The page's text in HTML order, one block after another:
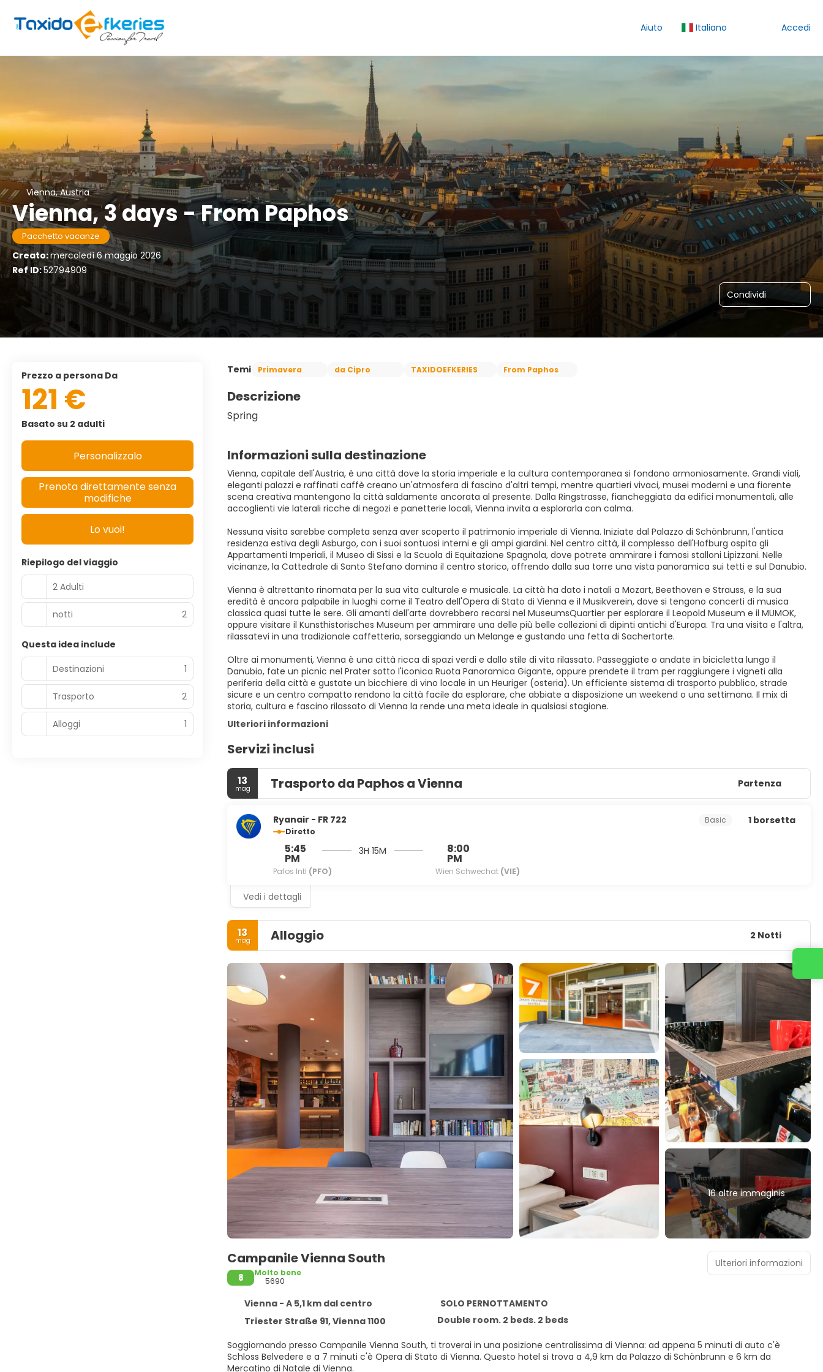
Aiuto Italiano Accedi
Vienna, Austria
Vienna, 3 days - From Paphos
Pacchetto vacanze
Creato:mercoledì 6 maggio 2026
Ref ID:52794909
Condividi
Temi Primavera da Cipro TAXIDOEFKERIES From Paphos
Descrizione
Spring
Informazioni sulla destinazione
Vienna, capitale dell'Austria, è una città dove la storia imperiale e la cultura contemporanea si fondono armoniosamente. Grandi viali,
eleganti palazzi e raffinati caffè creano un'atmosfera di fascino d'altri tempi, mentre quartieri vivaci, musei moderni e una fiorente
scena creativa mantengono la città saldamente ancorata al presente. Dalla Ringstrasse, fiancheggiata da edifici monumentali, alle
accoglienti vie laterali ricche di negozi e panetterie locali, Vienna invita a esplorarla con calma.
Nessuna visita sarebbe completa senza aver scoperto il patrimonio imperiale di Vienna. Iniziate dal Palazzo di Schönbrunn, l'antica
residenza estiva degli Asburgo, con i suoi sontuosi interni e gli ampi giardini. Nel centro città, il complesso dell'Hofburg ospita gli
Appartamenti Imperiali, il Museo di Sissi e la Scuola di Equitazione Spagnola, dove potrete ammirare i famosi stalloni Lipizzani. Nelle
vicinanze, la Cattedrale di Santo Stefano domina il centro storico, offrendo dalla sua torre una vista panoramica sui tetti e sul Danubio.
Vienna è altrettanto rinomata per la sua vita culturale e musicale. La città ha dato i natali a Mozart, Beethoven e Strauss, e la sua
eredità è ancora palpabile in luoghi come il Teatro dell'Opera di Stato di Vienna e il Musikverein, dove si tengono concerti di musica
classica quasi tutte le sere. Gli amanti dell'arte dovrebbero recarsi nel MuseumsQuartier per esplorare il Leopold Museum e il MUMOK,
oppure visitare il Kunsthistorisches Museum per ammirare una delle più belle collezioni di dipinti antichi d'Europa. Tra una visita e l'altra,
rilassatevi in una tradizionale caffetteria, sorseggiando un Melange e gustando una fetta di Sachertorte.
Oltre ai monumenti, Vienna è una città ricca di spazi verdi e dallo stile di vita rilassato. Passeggiate o andate in bicicletta lungo il
Danubio, fate un picnic nel Prater sotto l'iconica Ruota Panoramica Gigante, oppure prendete il tram per raggiungere i vigneti alla
periferia della città e gustate un bicchiere di vino locale in un Heuriger (osteria). Un efficiente sistema di trasporto pubblico, strade
sicure e un centro compatto rendono la città facile da esplorare, che abbiate a disposizione un weekend o una settimana. Il mix di
storia, cultura e fascino rilassato di Vienna la rende una meta ideale in qualsiasi stagione.
Ulteriori informazioni
Servizi inclusi
13
mag Trasporto da Paphos a Vienna Partenza
Ryanair - FR 722
Diretto
5:45
PM
Pafos Intl (PFO)
3H 15M 8:00
PM
Wien Schwechat (VIE)
Basic 1 borsetta
Vedi i dettagli
13
mag Alloggio 2 Notti
16 altre immaginis
Campanile Vienna South
8
Molto bene
5690
Vienna - A 5,1 km dal centro
SOLO PERNOTTAMENTO
Triester Straße 91, Vienna 1100
Double room. 2 beds. 2 beds
Soggiornando presso Campanile Vienna South, ti troverai in una posizione centralissima di Vienna: ad appena 5 minuti di auto c'è
Schloss Belvedere e a 7 minuti c'è Opera di Stato di Vienna. Questo hotel si trova a 4,9 km da Palazzo di Schönbrunn e 6 km da
Mercatino di Natale di Vienna.
Ulteriori informazioni
prezzo a persona Da
121 €
Basato su 2 adulti
Personalizzalo
Prenota direttamente senza
modifiche
Lo vuoi!
Riepilogo del viaggio
2 Adulti
notti 2
Questa idea include
Destinazioni
1
Trasporto 2
Alloggi 1
Contattaci